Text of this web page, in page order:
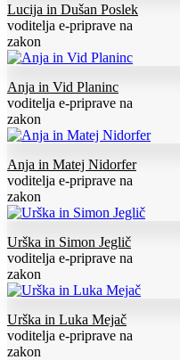
Lucija in Dušan Poslek
voditelja e-priprave na
zakon
Anja in Vid Planinc
voditelja e-priprave na
zakon
Anja in Matej Nidorfer
voditelja e-priprave na
zakon
Urška in Simon Jeglič
voditelja e-priprave na
zakon
Urška in Luka Mejač
voditelja e-priprave na
zakon